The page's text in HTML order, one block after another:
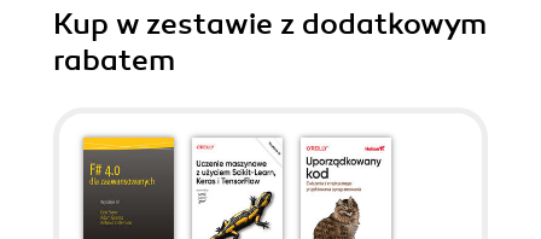
Kup w zestawie z dodatkowym
rabatem